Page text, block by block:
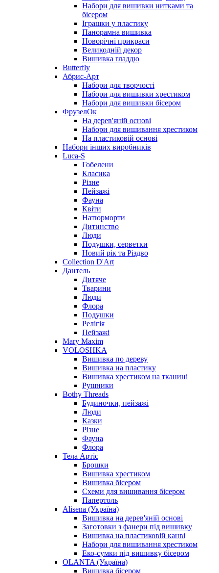
Набори для вишивки нитками та
бісером
Іграшки у пластику
Панорамна вишивка
Новорічні прикраси
Великодній декор
Вишивка гладдю
Butterfly
Абрис-Арт
Набори для творчості
Набори для вишивки хрестиком
Набори для вишивки бісером
ФрузелОк
На дерев'яній основі
Набори для вишивання хрестиком
На пластиковій основі
Набори інших виробників
Luca-S
Гобелени
Класика
Різне
Пейзажі
Фауна
Квіти
Натюрморти
Дитинство
Люди
Подушки, серветки
Новий рік та Різдво
Collection D'Art
Дантель
Дитяче
Тварини
Люди
Флора
Подушки
Релігія
Пейзажі
Mary Maxim
VOLOSHKA
Вишивка по дереву
Вишивка на пластику
Вишивка хрестиком на тканині
Рушники
Bothy Threads
Будиночки, пейзажі
Люди
Казки
Різне
Фауна
Флора
Тела Артіс
Брошки
Вишивка хрестиком
Вишивка бісером
Схеми для вишивання бісером
Папертоль
Alisena (Україна)
Вишивка на дерев'яній основі
Заготовки з фанери під вишивку
Вишивка на пластиковій канві
Набори для вишивання хрестиком
Еко-сумки під вишивку бісером
OLANTA (Україна)
Вишивка бісером